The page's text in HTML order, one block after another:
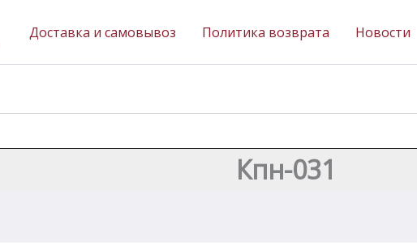
Доставка и самовывоз Политика возврата Новости
Кпн-031